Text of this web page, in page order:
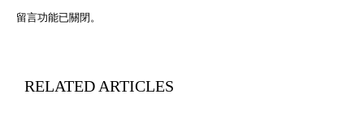
留言功能已關閉。
RELATED ARTICLES